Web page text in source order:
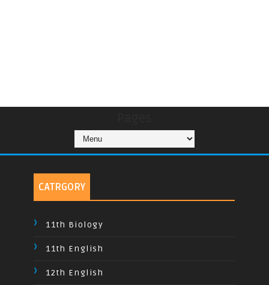
CATRGORY
11th Biology
11th English
12th English